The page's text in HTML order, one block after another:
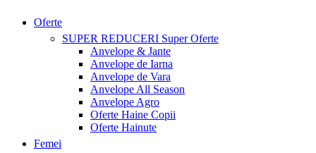
Oferte
SUPER REDUCERI Super Oferte
Anvelope & Jante
Anvelope de Iarna
Anvelope de Vara
Anvelope All Season
Anvelope Agro
Oferte Haine Copii
Oferte Hainute
Femei